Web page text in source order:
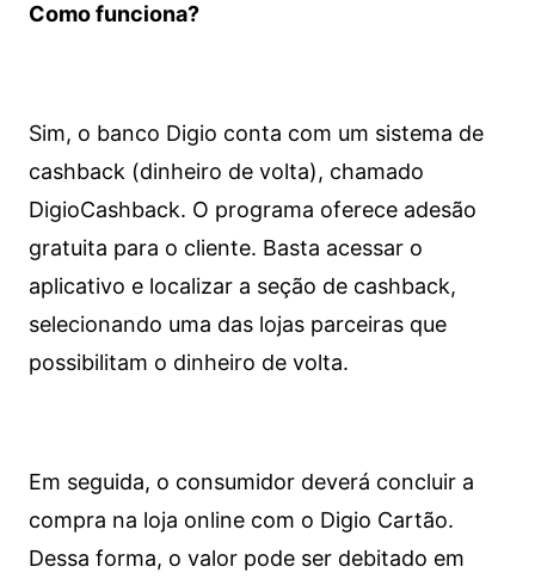
Como funciona?
Sim, o banco Digio conta com um sistema de
cashback (dinheiro de volta), chamado
DigioCashback. O programa oferece adesão
gratuita para o cliente. Basta acessar o
aplicativo e localizar a seção de cashback,
selecionando uma das lojas parceiras que
possibilitam o dinheiro de volta.
Em seguida, o consumidor deverá concluir a
compra na loja online com o Digio Cartão.
Dessa forma, o valor pode ser debitado em